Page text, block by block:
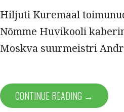
Hiljuti Kuremaal
Nõmme Huvikooli
Moskva suurmeistri
CONTINUE READING →